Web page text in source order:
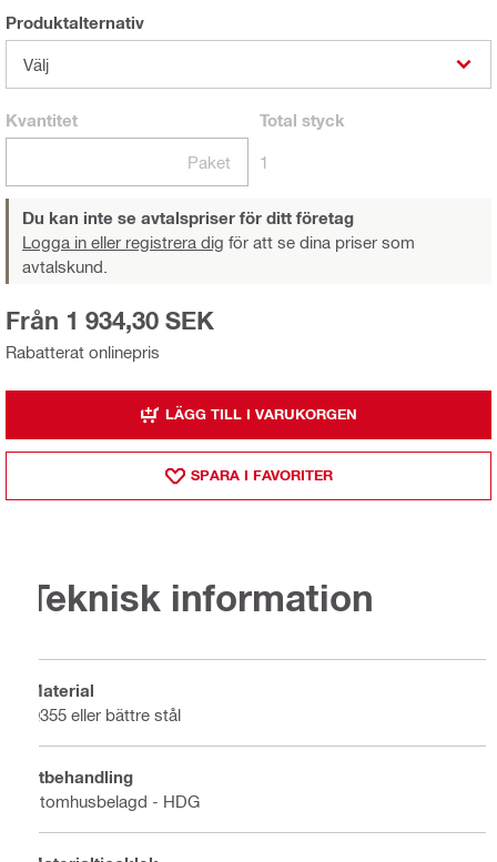
Produktalternativ
Välj
Kvantitet
Paket
Total styck
1
Du kan inte se avtalspriser för ditt företag
Logga in eller registrera dig för att se dina priser som
avtalskund.
Rabatterat onlinepris
Från 1 934,30 SEK
LÄGG TILL I VARUKORGEN
SPARA I FAVORITER
Teknisk information
Material
Q355 eller bättre stål
Ytbehandling
Utomhusbelagd - HDG